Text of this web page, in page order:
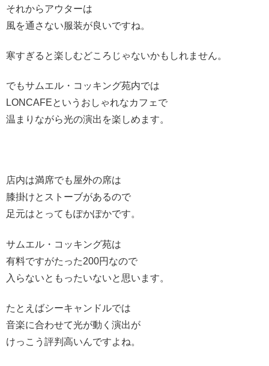
それからアウターは
風を通さない服装が良いですね。
寒すぎると楽しむどころじゃないかもしれません。
でもサムエル・コッキング苑内では
LONCAFEというおしゃれなカフェで
温まりながら光の演出を楽しめます。
店内は満席でも屋外の席は
膝掛けとストーブがあるので
足元はとってもぽかぽかです。
サムエル・コッキング苑は
有料ですがたった200円なので
入らないともったいないと思います。
たとえばシーキャンドルでは
音楽に合わせて光が動く演出が
けっこう評判高いんですよね。